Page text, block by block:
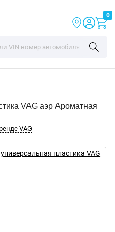
0
VAG аэр Ароматная
VAG